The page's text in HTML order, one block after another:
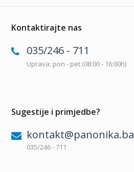
Kontaktirajte nas
035/246 - 711
Uprava: pon - pet (08:00 - 16:00h)
Sugestije i primjedbe?
kontakt@panonika.ba
035/246 - 711